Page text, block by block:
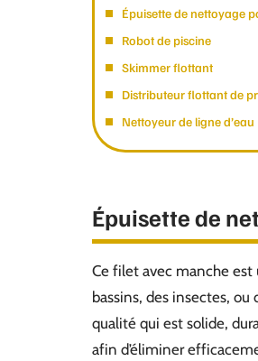
Épuisette de nettoyage
Robot de piscine
Skimmer flottant
Distributeur flottant de
Nettoyeur de ligne d’eau
Épuisette de
Ce filet avec manche est
bassins, des insectes,
qualité qui est solide,
afin d’éliminer